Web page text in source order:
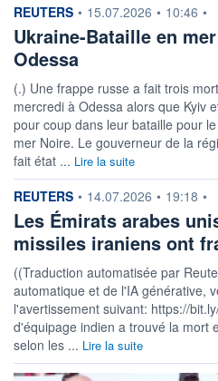
information fournie par
REUTERS • 15.07.2026 • 10:46 •
Ukraine-Bataille en
Odessa
(.) Une frappe russe a fait trois
mercredi à Odessa alors que Kyiv
pour coup dans leur bataille pour
mer Noire. Le gouverneur de la
fait état ... Lire la suite
information fournie par
REUTERS • 14.07.2026 • 19:18 •
Les Émirats arabes
missiles iraniens ont
((Traduction automatisée par
automatique et de l'IA générative,
l'avertissement suivant: https://
d'équipage indien a trouvé la mort
selon les ... Lire la suite